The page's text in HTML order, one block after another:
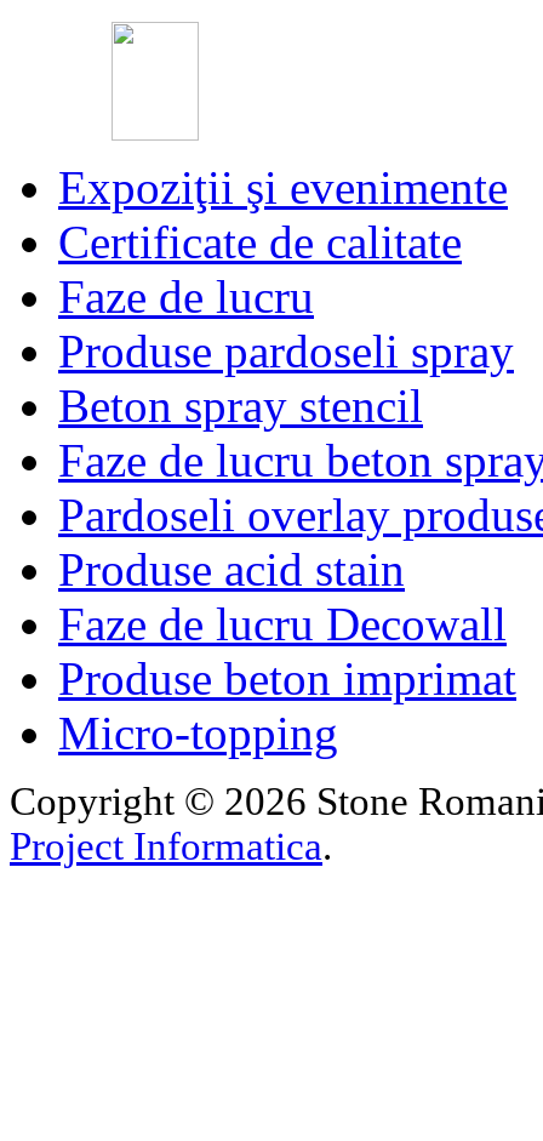
Expoziţii şi evenimente
Certificate de calitate
Faze de lucru
Produse pardoseli spray
Beton spray stencil
Faze de lucru beton
Pardoseli overlay
Produse acid stain
Faze de lucru Decowall
Produse beton imprimat
Micro-topping
Copyright © 2026 Stone
Project Informatica.